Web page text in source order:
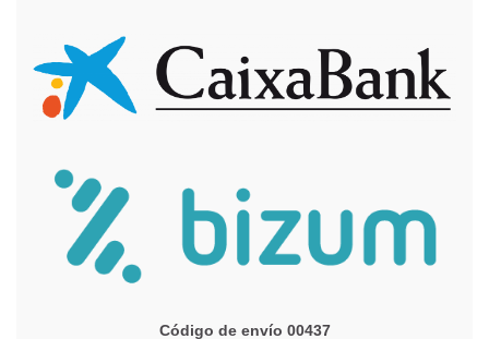
Código de envío 00437